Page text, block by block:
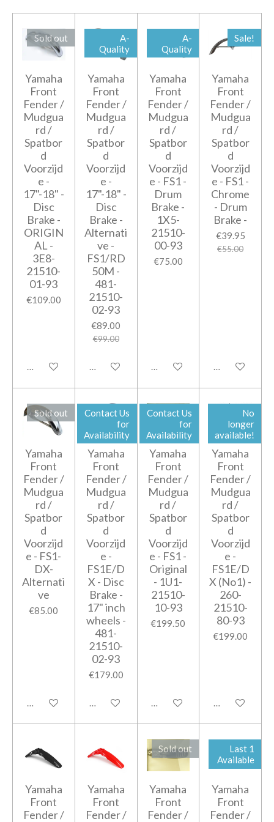
Sold out
Yamaha
Front
Fender /
Mudgua
rd /
Spatbor
d
Voorzijd
e -
17"-18" -
Disc
Brake -
ORIGIN
AL -
3E8-
21510-
01-93
€109.00
Notify me when available
A-
Quality
Yamaha
Front
Fender /
Mudgua
rd /
Spatbor
d
Voorzijd
e -
17"-18" -
Disc
Brake -
Alternati
ve -
FS1/RD
50M -
481-
21510-
02-93
€89.00
€99.00
Add to cart
A-
Quality
Yamaha
Front
Fender /
Mudgua
rd /
Spatbor
d
Voorzijd
e - FS1 -
Drum
Brake -
1X5-
21510-
00-93
€75.00
Add to cart
Sale!
Yamaha
Front
Fender /
Mudgua
rd /
Spatbor
d
Voorzijd
e - FS1 -
Chrome
- Drum
Brake -
€39.95
€55.00
Add to cart
Sold out
Yamaha
Front
Fender /
Mudgua
rd /
Spatbor
d
Voorzijd
e - FS1-
DX-
Alternati
ve
€85.00
Notify me when available
Contact Us
for
Availability
Yamaha
Front
Fender /
Mudgua
rd /
Spatbor
d
Voorzijd
e -
FS1E/D
X - Disc
Brake -
17" inch
wheels -
481-
21510-
02-93
€179.00
Add to cart
Contact Us
for
Availability
Yamaha
Front
Fender /
Mudgua
rd /
Spatbor
d
Voorzijd
e - FS1 -
Original
- 1U1-
21510-
10-93
€199.50
Notify me when available
No
longer
available!
Yamaha
Front
Fender /
Mudgua
rd /
Spatbor
d
Voorzijd
e -
FS1E/D
X (No1) -
260-
21510-
80-93
€199.00
Notify me
Yamaha
Front
Fender /
Yamaha
Front
Fender /
Sold out
Yamaha
Front
Fender /
Last 1
Available
Yamaha
Front
Fender /